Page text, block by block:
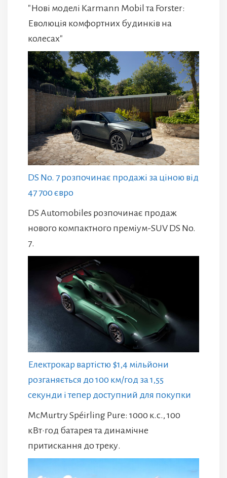
"Нові моделі Karmann Mobil та Forster:
Еволюція комфортних будинків на
колесах"
DS No. 7 розпочинає продажі за ціною від
47 700 євро
DS Automobiles розпочинає продаж
нового компактного преміум-SUV DS No.
7.
Електрокар вартістю $1,4 мільйони
розганяється до 100 км/год за 1,55
секунди і тепер доступний для покупки
McMurtry Spéirling Pure: 1000 к.с., 100
кВт·год батарея та динамічне
притискання до треку.